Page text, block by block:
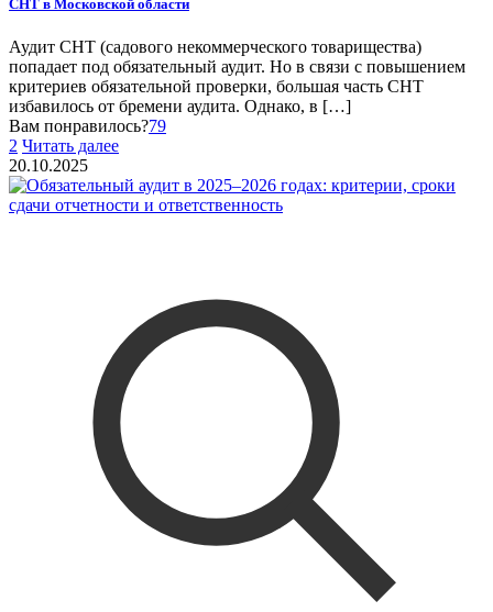
СНТ в Московской области
Аудит СНТ (садового некоммерческого товарищества)
попадает под обязательный аудит. Но в связи с повышением
критериев обязательной проверки, большая часть СНТ
избавилось от бремени аудита. Однако, в […]
Вам понравилось?79
2 Читать далее
20.10.2025